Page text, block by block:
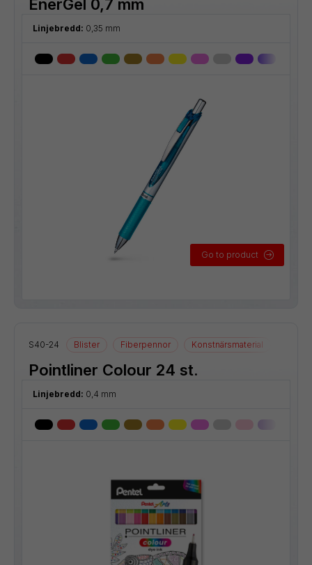
EnerGel 0,7 mm
Linjebredd: 0,35 mm
Go to product
S40-24 Blister Fiberpennor Konstnärsmaterial
Pointliner Colour 24 st.
Linjebredd: 0,4 mm